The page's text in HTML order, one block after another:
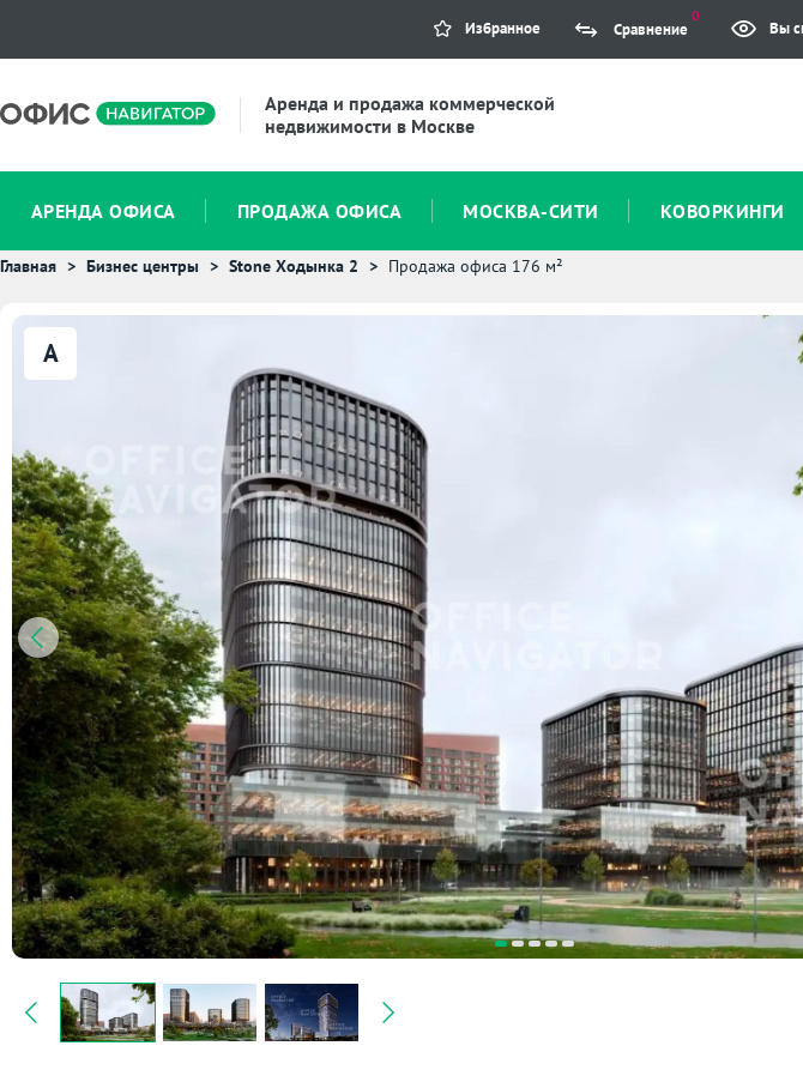
Избранное Сравнение
0
Вы
Аренда и продажа коммерческой
недвижимости в Москве
АРЕНДА ОФИСА ПРОДАЖА ОФИСА МОСКВА-СИТИ КОВОРКИНГИ
Главная Бизнес центры Stone Ходынка 2 Продажа офиса 176 м²
A